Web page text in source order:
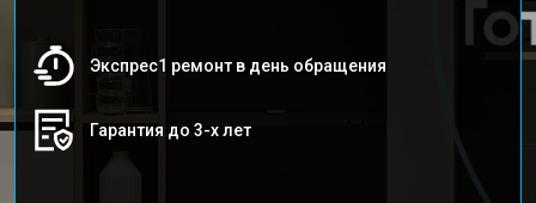
Экспрес1 ремонт в день обращения
Гарантия до 3-х лет